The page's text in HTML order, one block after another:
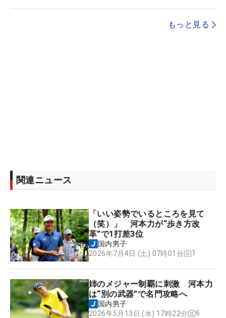
もっと見る
関連ニュース
「いい姿勢でいるところを見て
（笑）」 河本力が“歩き方改
革”で1打差3位
国内男子
2026年7月4日 (土) 07時01分
1
姉のメジャー制覇に刺激 河本力
は“別の武器”で名門攻略へ
国内男子
2026年5月13日 (水) 17時22分
6